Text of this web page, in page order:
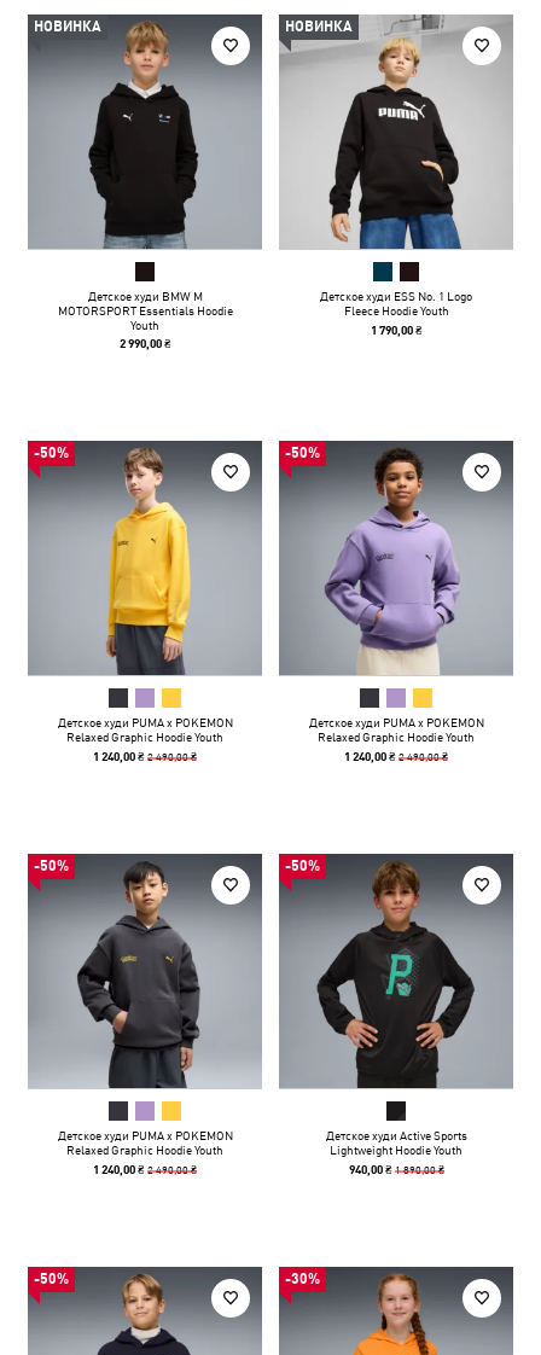
НОВИНКА
Детское худи BMW M
MOTORSPORT Essentials Hoodie
Youth
2 990,00 ₴
НОВИНКА
Детское худи ESS No. 1 Logo
Fleece Hoodie Youth
1 790,00 ₴
-50%
Детское худи PUMA x POKEMON
Relaxed Graphic Hoodie Youth
1 240,00 ₴2 490,00 ₴
-50%
Детское худи PUMA x POKEMON
Relaxed Graphic Hoodie Youth
1 240,00 ₴2 490,00 ₴
-50%
Детское худи PUMA x POKEMON
Relaxed Graphic Hoodie Youth
1 240,00 ₴2 490,00 ₴
-50%
Детское худи Active Sports
Lightweight Hoodie Youth
940,00 ₴ 1 890,00 ₴
-50% -30%